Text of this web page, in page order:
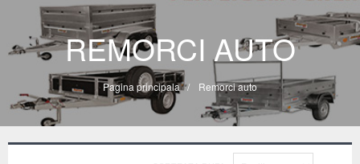
REMORCI AUTO
Pagina principala / Remorci auto